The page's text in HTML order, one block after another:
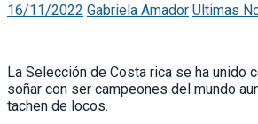
16/11/2022 Gabriela Amador Ultimas
La Selección de Costa rica se ha unido
soñar con ser campeones del mundo
tachen de locos.